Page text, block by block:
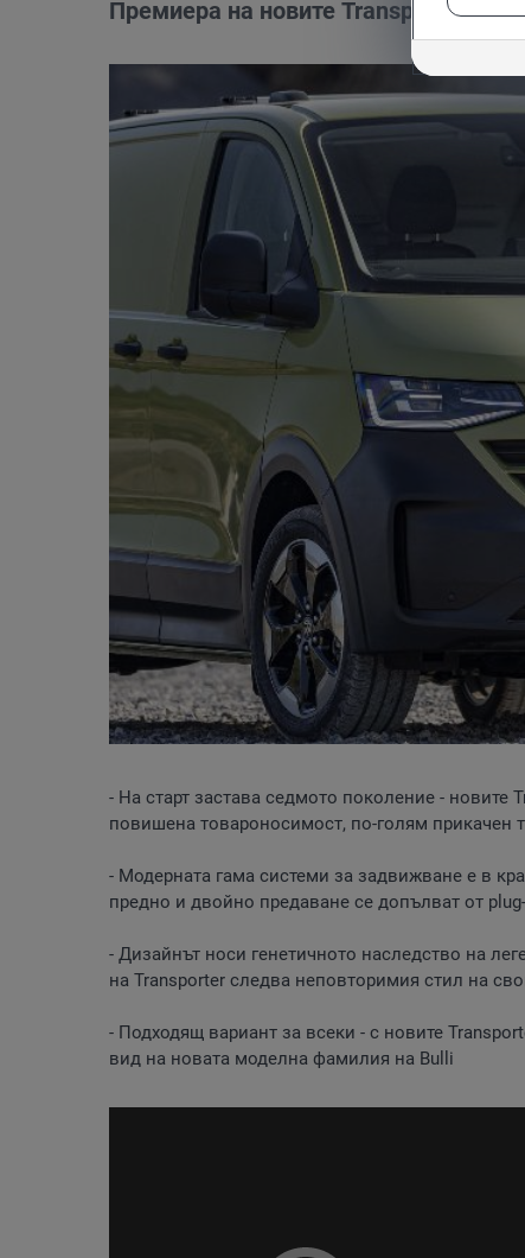
Премиера на новите Transporter и
- На старт застава седмото поколение - новите
повишена товароносимост, по-голям прикачен
- Модерната гама системи за задвижване е в
предно и двойно предаване се допълват от
- Дизайнът носи генетичното наследство на
на Transporter следва неповторимия стил на
- Подходящ вариант за всеки - с новите
вид на новата моделна фамилия на Bulli